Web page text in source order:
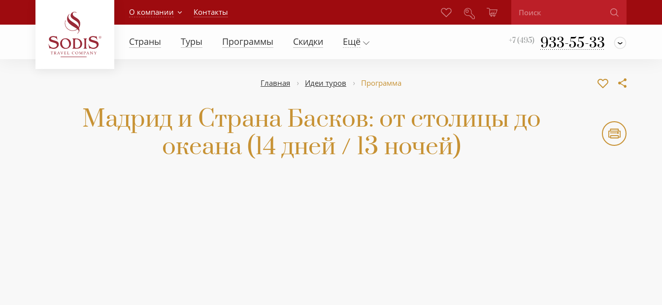
О компании Контакты
Страны Туры Программы Скидки Ещё +7 (495) 933-55-33
Главная Идеи туров Программа
Мадрид и Cтрана Басков: от столицы до
океана (14 дней / 13 ночей)